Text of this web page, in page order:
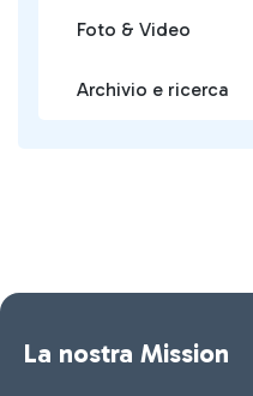
Foto & Video
Archivio e ricerca
La nostra Mission